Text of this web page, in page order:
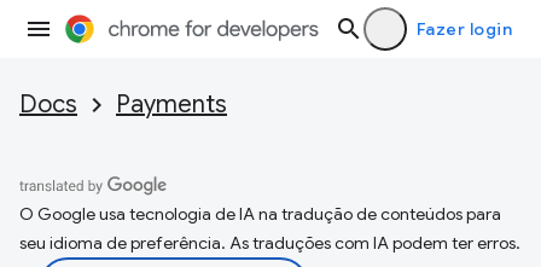
Fazer login
Docs Payments
O Google usa tecnologia de IA na tradução de conteúdos para
seu idioma de preferência. As traduções com IA podem ter erros.